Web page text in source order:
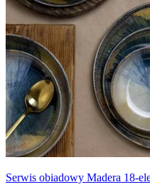
Serwis obiadowy Madera 18-